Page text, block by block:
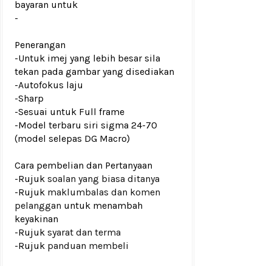
bayaran untuk
-
Penerangan
-Untuk imej yang lebih besar sila
tekan pada gambar yang disediakan
-Autofokus laju
-Sharp
-Sesuai untuk Full frame
-Model terbaru siri sigma 24-70
(model selepas DG Macro)
Cara pembelian dan Pertanyaan
-Rujuk soalan yang biasa ditanya
-Rujuk maklumbalas dan komen
pelanggan untuk menambah
keyakinan
-Rujuk syarat dan terma
-Rujuk panduan membeli